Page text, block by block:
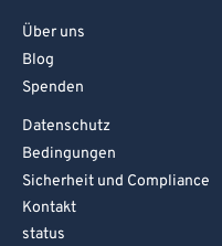
Über uns
Blog
Spenden
Datenschutz
Bedingungen
Sicherheit und Compliance
Kontakt
status